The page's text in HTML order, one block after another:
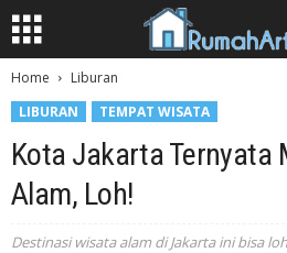
Home
Liburan
LIBURAN
TEMPAT WISATA
Kota Jakarta Ternyata
Alam, Loh!
Destinasi wisata alam di Jakarta ini bisa